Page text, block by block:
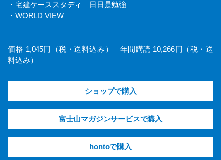
・宅建ケーススタディ 日日是勉強
・WORLD VIEW
価格 1,045円（税・送料込み） 年間購読 10,266円（税・送
料込み）
ショップで購入
富士山マガジンサービスで購入
hontoで購入